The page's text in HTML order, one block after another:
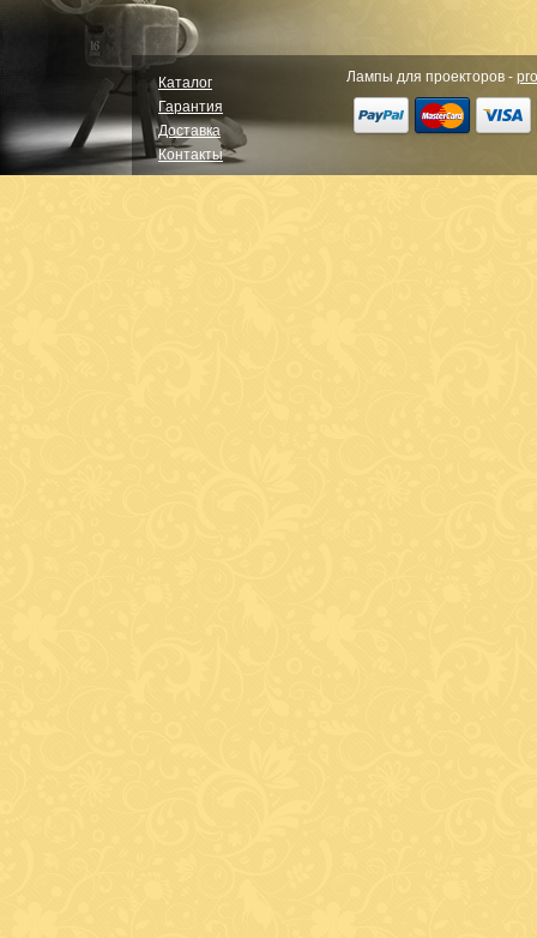
Каталог
Гарантия
Доставка
Контакты
Лампы для проекторов -